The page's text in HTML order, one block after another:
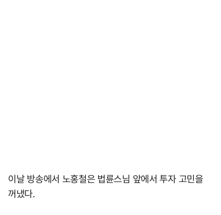
이날 방송에서 노홍철은 법륜스님 앞에서 투자 고민을
꺼냈다.